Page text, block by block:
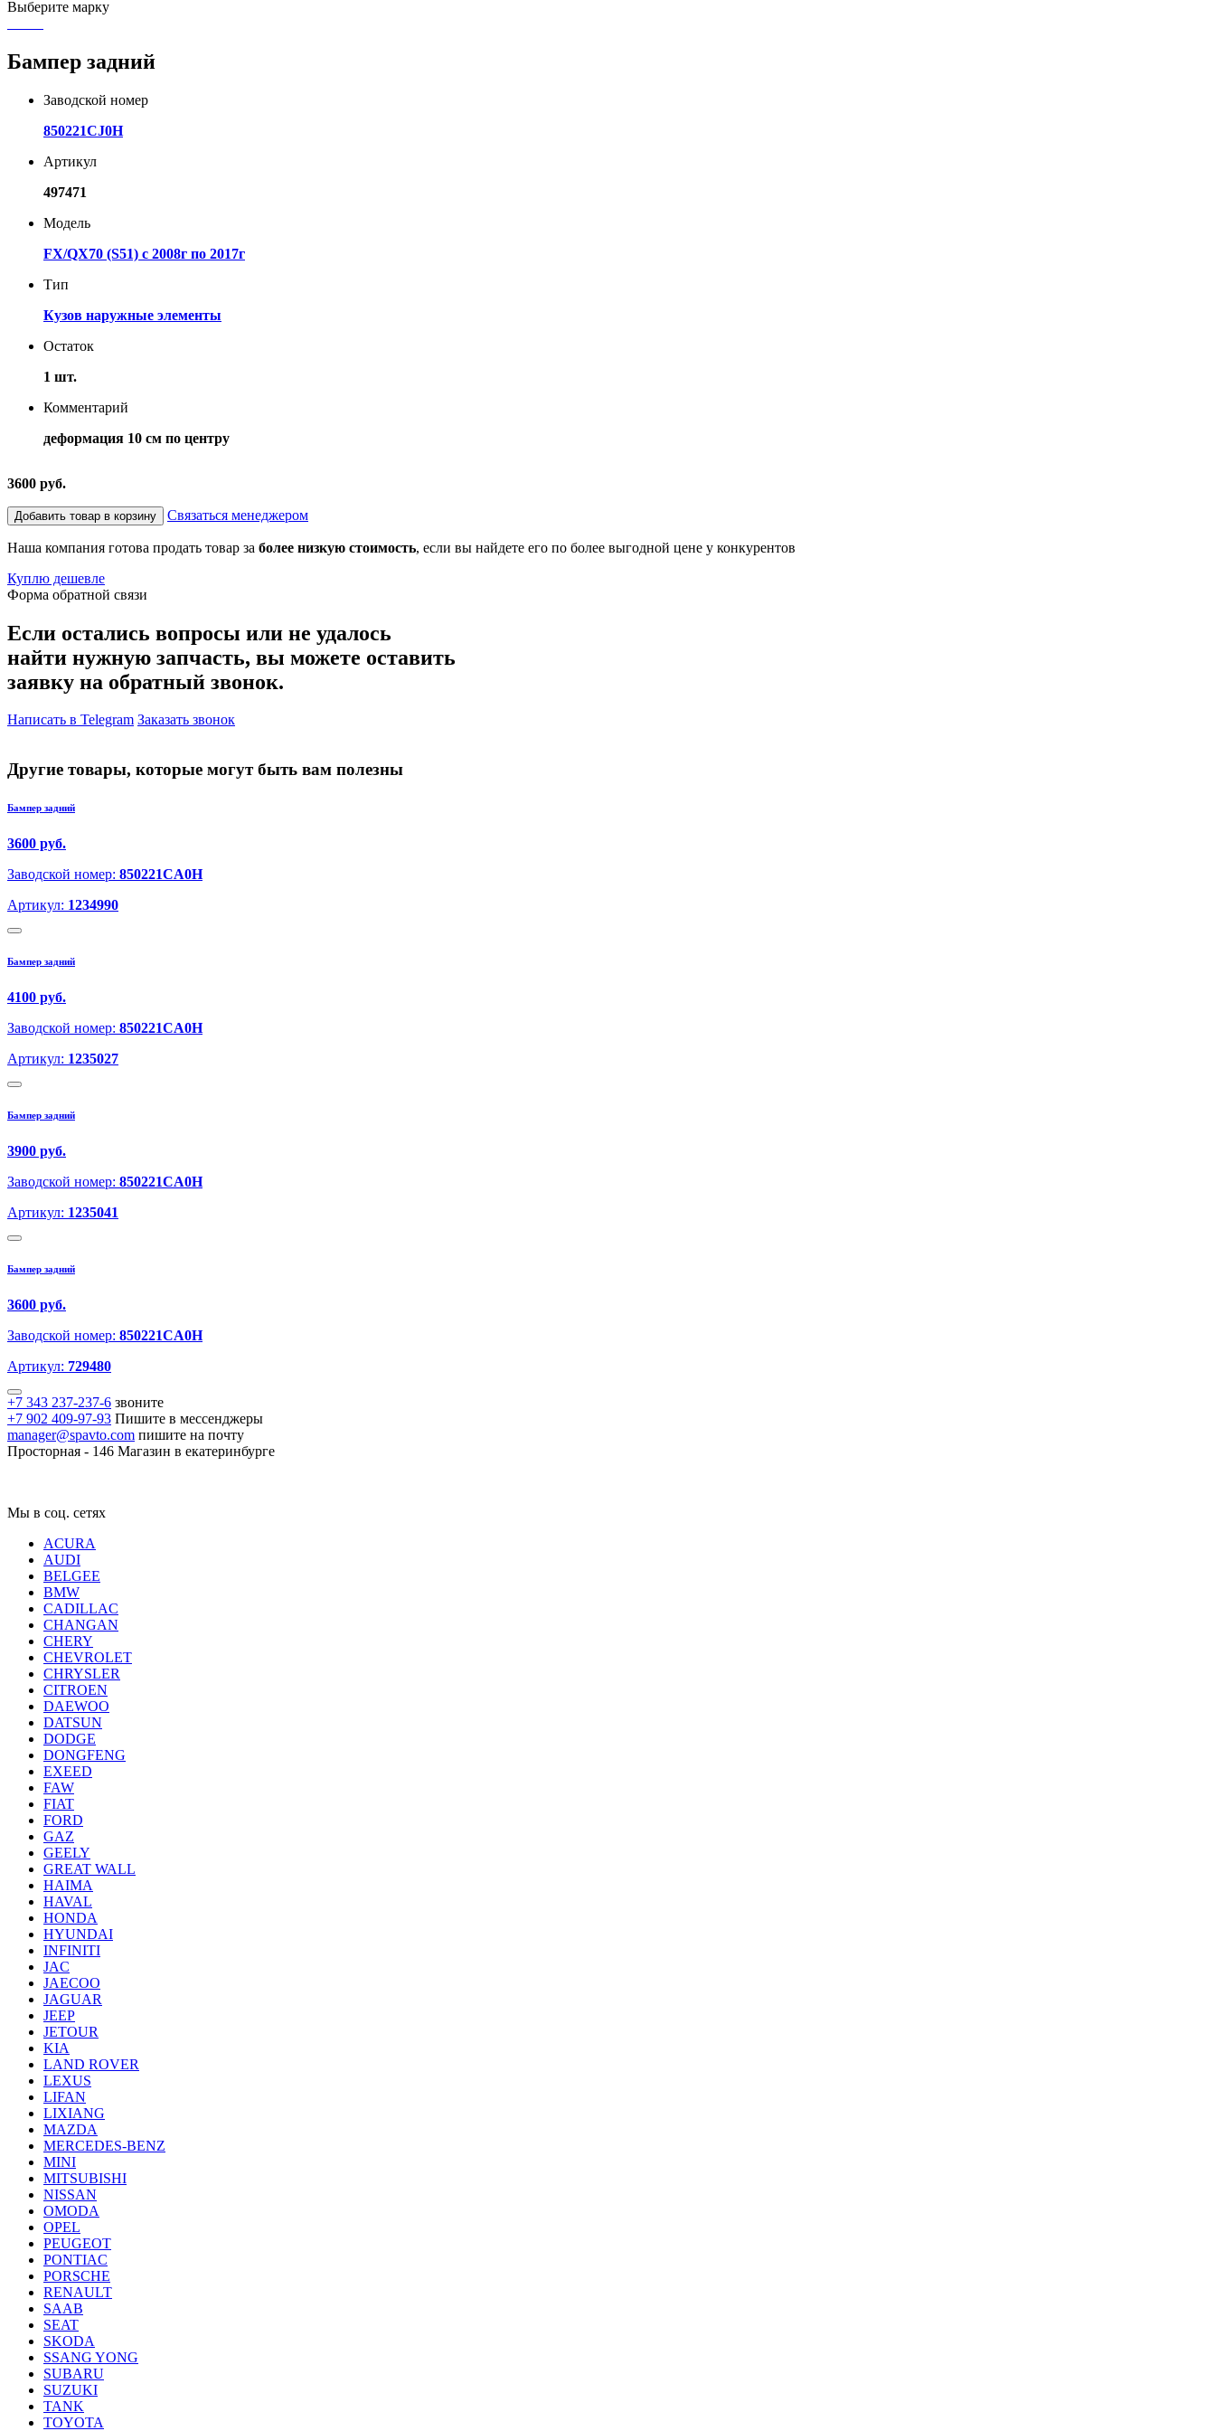
Выберите марку
Бампер задний
Заводской номер
850221CJ0H
Артикул
497471
Модель
FX/QX70 (S51) с 2008г по 2017г
Тип
Кузов наружные элементы
Остаток
1 шт.
Комментарий
деформация 10 см по центру
3600 руб.
Добавить товар в корзину Связаться менеджером
Наша компания готова продать товар за более низкую стоимость, если вы найдете его по более выгодной цене у конкурентов
Куплю дешевле
Форма обратной связи
Если остались вопросы или не удалось
найти нужную запчасть, вы можете оставить
заявку на обратный звонок.
Написать в Telegram Заказать звонок
Другие товары, которые могут быть вам полезны
Бампер задний
3600 руб.
Заводской номер: 850221CA0H
Артикул: 1234990
Бампер задний
4100 руб.
Заводской номер: 850221CA0H
Артикул: 1235027
Бампер задний
3900 руб.
Заводской номер: 850221CA0H
Артикул: 1235041
Бампер задний
3600 руб.
Заводской номер: 850221CA0H
Артикул: 729480
+7 343 237-237-6 звоните
+7 902 409-97-93 Пишите в мессенджеры
manager@spavto.com пишите на почту
Просторная - 146 Магазин в екатеринбурге
Мы в соц. сетях
ACURA
AUDI
BELGEE
BMW
CADILLAC
CHANGAN
CHERY
CHEVROLET
CHRYSLER
CITROEN
DAEWOO
DATSUN
DODGE
DONGFENG
EXEED
FAW
FIAT
FORD
GAZ
GEELY
GREAT WALL
HAIMA
HAVAL
HONDA
HYUNDAI
INFINITI
JAC
JAECOO
JAGUAR
JEEP
JETOUR
KIA
LAND ROVER
LEXUS
LIFAN
LIXIANG
MAZDA
MERCEDES-BENZ
MINI
MITSUBISHI
NISSAN
OMODA
OPEL
PEUGEOT
PONTIAC
PORSCHE
RENAULT
SAAB
SEAT
SKODA
SSANG YONG
SUBARU
SUZUKI
TANK
TOYOTA